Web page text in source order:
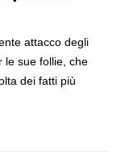
attacco degli
le sue follie, che
dei fatti più